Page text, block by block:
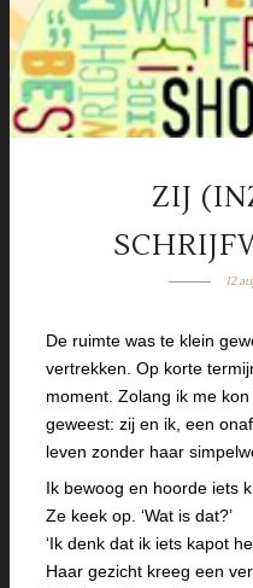
ZIJ
12
De ruimte was te klein
vertrekken. Op korte
moment. Zolang ik me
geweest: zij en ik, een
leven zonder haar
Ik bewoog en hoorde iets
Ze keek op. ‘Wat is dat?’
‘Ik denk dat ik iets kapot
Haar gezicht kreeg een